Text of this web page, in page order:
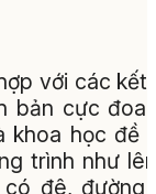
với các kết
bản cực
khoa học đề
trình như
đê,